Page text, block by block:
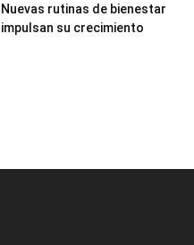
Nuevas rutinas de bienestar
impulsan su crecimiento